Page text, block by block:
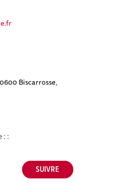
Biscarrosse,
: